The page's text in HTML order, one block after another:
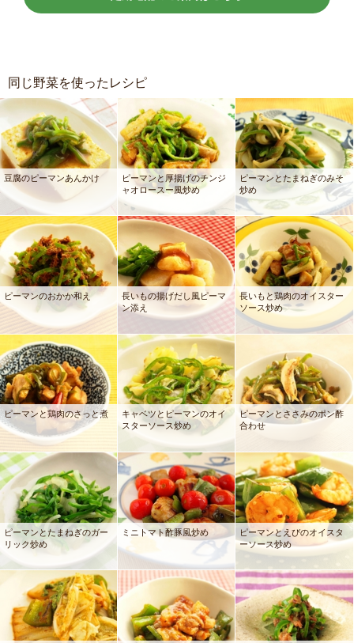
同じ野菜を使ったレシピ
豆腐のピーマンあんかけ
ピーマンと厚揚げのチンジ
ャオロースー風炒め
ピーマンとたまねぎのみそ
炒め
ピーマンのおかか和え
長いもの揚げだし風ピーマ
ン添え
長いもと鶏肉のオイスター
ソース炒め
ピーマンと鶏肉のさっと煮
キャベツとピーマンのオイ
スターソース炒め
ピーマンとささみのポン酢
合わせ
ピーマンとたまねぎのガー
リック炒め
ミニトマト酢豚風炒め
ピーマンとえびのオイスタ
ーソース炒め